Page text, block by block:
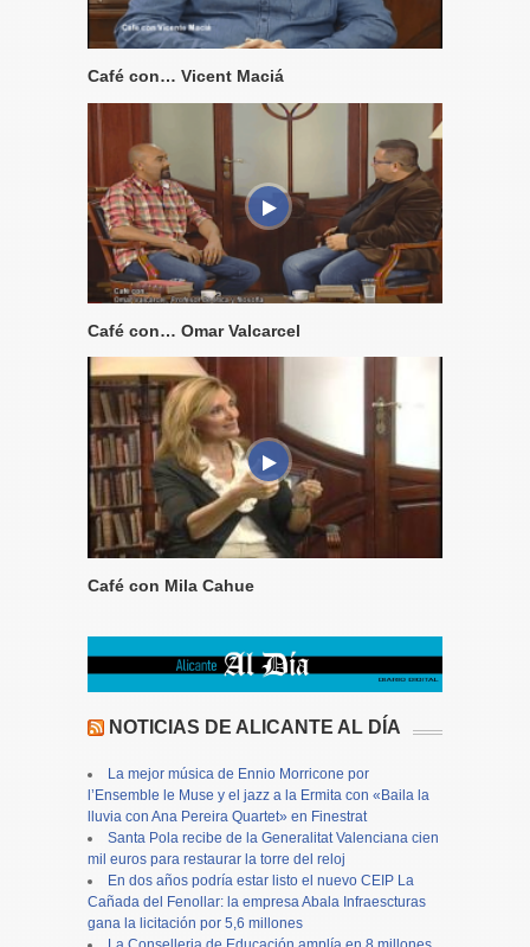
Café con… Vicent Maciá
Café con… Omar Valcarcel
Café con Mila Cahue
NOTICIAS DE ALICANTE AL DÍA
La mejor música de Ennio Morricone por
l’Ensemble le Muse y el jazz a la Ermita con «Baila la
lluvia con Ana Pereira Quartet» en Finestrat
Santa Pola recibe de la Generalitat Valenciana cien
mil euros para restaurar la torre del reloj
En dos años podría estar listo el nuevo CEIP La
Cañada del Fenollar: la empresa Abala Infraescturas
gana la licitación por 5,6 millones